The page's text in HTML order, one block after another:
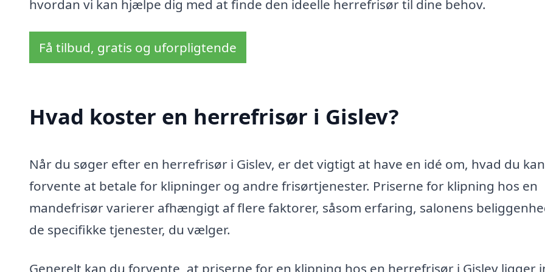
hvordan vi kan hjælpe dig med at finde den ideelle herrefrisør til dine behov.
Få tilbud, gratis og uforpligtende
Hvad koster en herrefrisør i Gislev?
Når du søger efter en herrefrisør i Gislev, er det vigtigt at have en idé om, hvad du kan
forvente at betale for klipninger og andre frisørtjenester. Priserne for klipning hos en
mandefrisør varierer afhængigt af flere faktorer, såsom erfaring, salonens
de specifikke tjenester, du vælger.
Generelt kan du forvente, at priserne for en klipning hos en herrefrisør i Gislev ligger